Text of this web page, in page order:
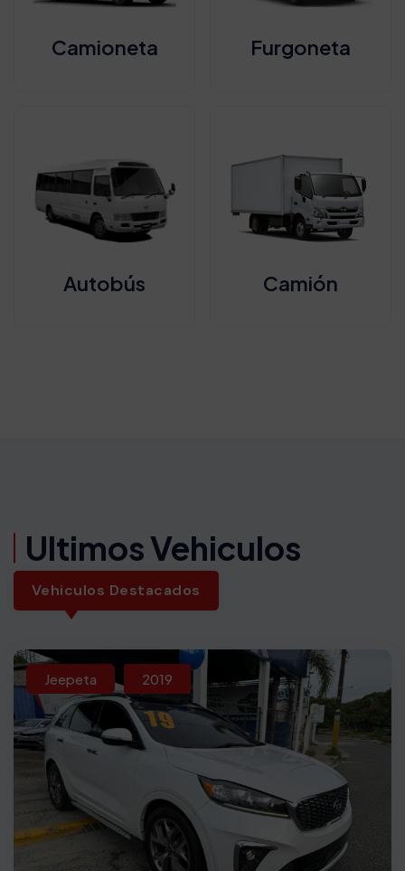
Camioneta Furgoneta
Autobús Camión
Ultimos Vehiculos
Vehiculos Destacados
Jeepeta 2019